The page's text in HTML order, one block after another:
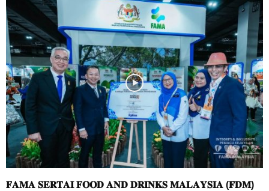
𝐅𝐀𝐌𝐀 𝐒𝐄𝐑𝐓𝐀𝐈 𝐅𝐎𝐎𝐃 𝐀𝐍𝐃 𝐃𝐑𝐈𝐍𝐊𝐒 𝐌𝐀𝐋𝐀𝐘𝐒𝐈𝐀 (𝐅𝐃𝐌)